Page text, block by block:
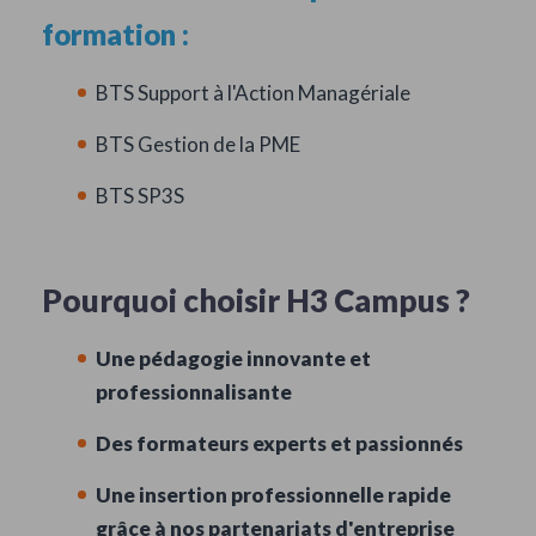
formation :
BTS Support à l'Action Managériale
BTS Gestion de la PME
BTS SP3S
Pourquoi choisir H3 Campus ?
Une pédagogie innovante et
professionnalisante
Des formateurs experts et passionnés
Une insertion professionnelle rapide
grâce à nos partenariats d'entreprise